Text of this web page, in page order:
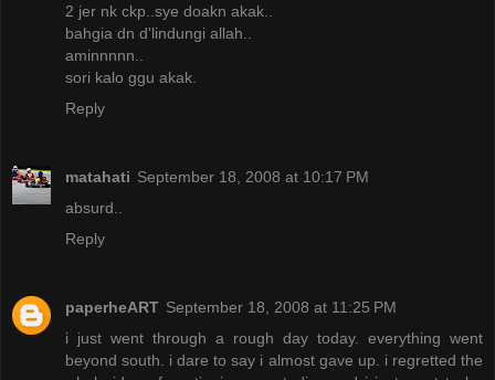
2 jer nk ckp..sye doakn akak..
bahgia dn d'lindungi allah..
aminnnnn..
sori kalo ggu akak.
Reply
matahati September 18, 2008 at 10:17 PM
absurd..
Reply
paperheART September 18, 2008 at 11:25 PM
i just went through a rough day today. everything went
beyond south. i dare to say i almost gave up. i regretted the